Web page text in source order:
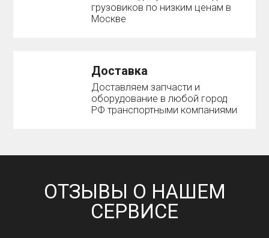
грузовиков по низким ценам в
Москве
Доставка
Доставляем запчасти и
оборудование в любой город
РФ транспортными компаниями
ОТЗЫВЫ О НАШЕМ
СЕРВИСЕ